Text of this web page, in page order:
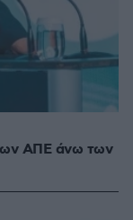
ΑΠΕ άνω των